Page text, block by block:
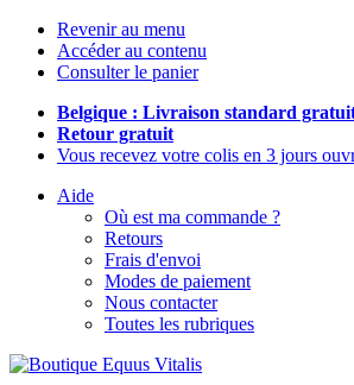
Revenir au menu
Accéder au contenu
Consulter le panier
Belgique : Livraison standard
Retour gratuit
Vous recevez votre colis en 3 jours
Aide
Où est ma commande ?
Retours
Frais d'envoi
Modes de paiement
Nous contacter
Toutes les rubriques